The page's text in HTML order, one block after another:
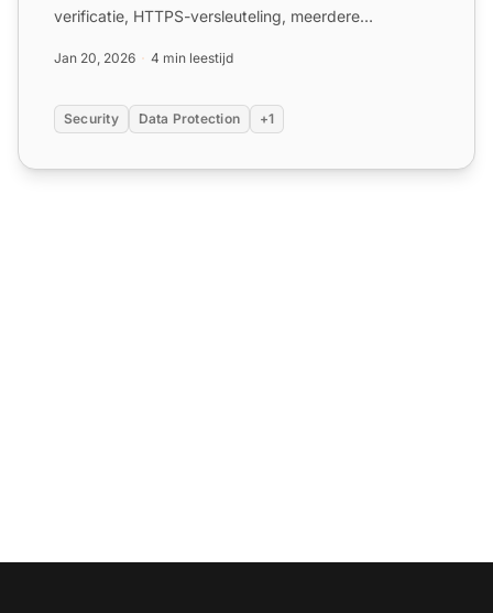
verificatie, HTTPS-versleuteling, meerdere
Jan 20, 2026 4 min leestijd
Security Data Protection +1